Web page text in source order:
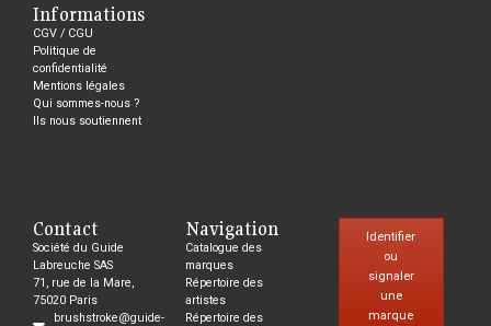
Informations
CGV / CGU
Politique de
confidentialité
Mentions légales
Qui sommes-nous ?
Ils nous soutiennent
Contact
Société du Guide
Labreuche SAS
71, rue de la Mare,
75020 Paris
brushstroke@guide-
Navigation
Catalogue des
marques
Répertoire des
artistes
Répertoire des
Identifier
ou
signaler
une
marque